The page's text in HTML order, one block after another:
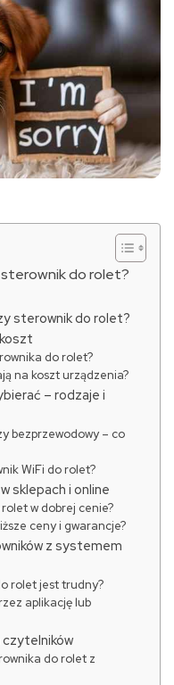
do rolet?
sterownik do rolet?
do rolet?
na koszt urządzenia?
– rodzaje i
bezprzewodowy – co
WiFi do rolet?
sklepach i online
w dobrej cenie?
ceny i gwarancje?
z systemem
rolet jest trudny?
aplikację lub
do rolet z